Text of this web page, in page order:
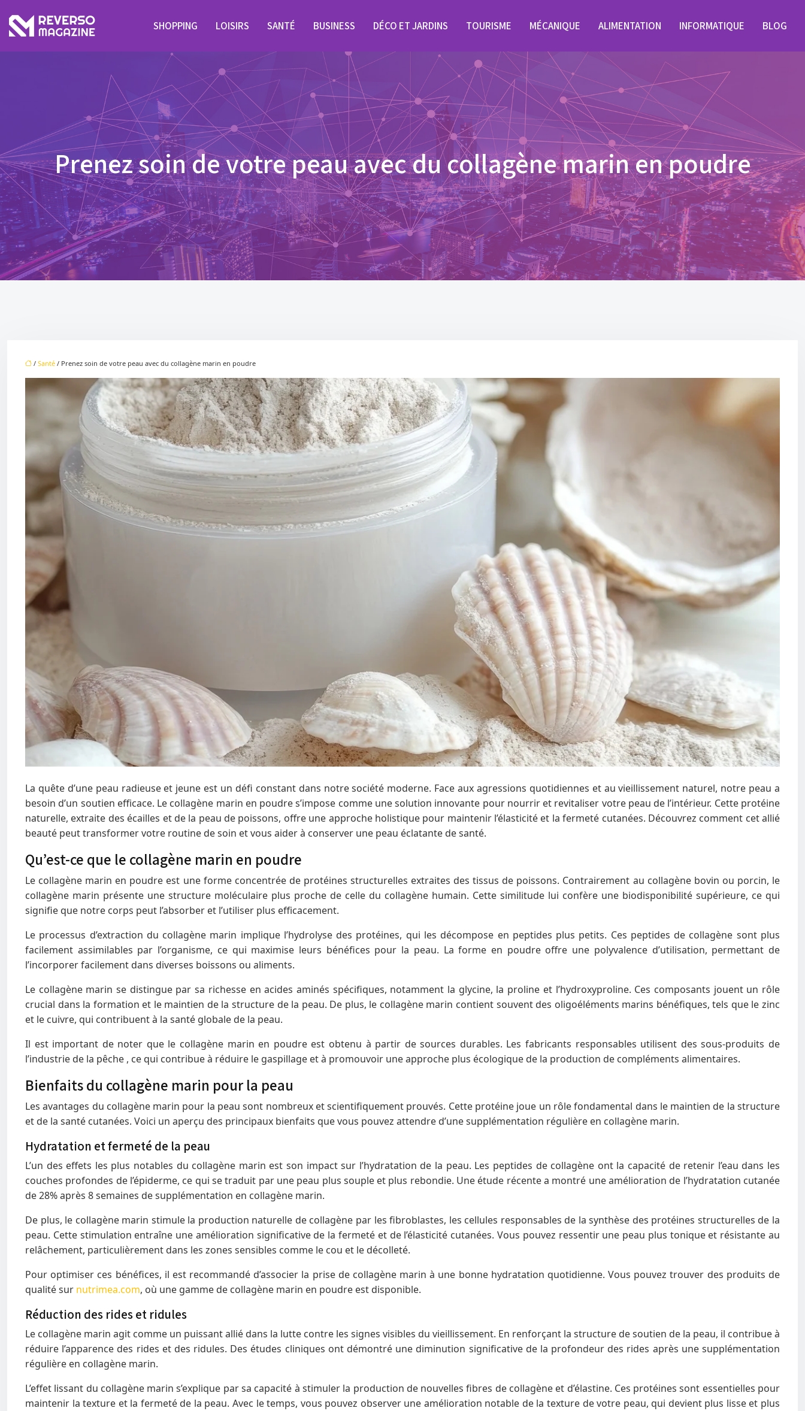
SHOPPING LOISIRS SANTÉ BUSINESS DÉCO ET JARDINS TOURISME MÉCANIQUE ALIMENTATION INFORMATIQUE BLOG
Prenez soin de votre peau avec du collagène marin en poudre
/ Santé / Prenez soin de votre peau avec du collagène marin en poudre
La quête d’une peau radieuse et jeune est un défi constant dans notre société moderne. Face aux agressions quotidiennes et au vieillissement naturel, notre peau a
besoin d’un soutien efficace. Le collagène marin en poudre s’impose comme une solution innovante pour nourrir et revitaliser votre peau de l’intérieur. Cette protéine
naturelle, extraite des écailles et de la peau de poissons, offre une approche holistique pour maintenir l’élasticité et la fermeté cutanées. Découvrez comment cet allié
beauté peut transformer votre routine de soin et vous aider à conserver une peau éclatante de santé.
Qu’est-ce que le collagène marin en poudre
Le collagène marin en poudre est une forme concentrée de protéines structurelles extraites des tissus de poissons. Contrairement au collagène bovin ou porcin, le
collagène marin présente une structure moléculaire plus proche de celle du collagène humain. Cette similitude lui confère une biodisponibilité supérieure, ce qui
signifie que notre corps peut l’absorber et l’utiliser plus efficacement.
Le processus d’extraction du collagène marin implique l’hydrolyse des protéines, qui les décompose en peptides plus petits. Ces peptides de collagène sont plus
facilement assimilables par l’organisme, ce qui maximise leurs bénéfices pour la peau. La forme en poudre offre une polyvalence d’utilisation, permettant de
l’incorporer facilement dans diverses boissons ou aliments.
Le collagène marin se distingue par sa richesse en acides aminés spécifiques, notamment la glycine, la proline et l’hydroxyproline. Ces composants jouent un rôle
crucial dans la formation et le maintien de la structure de la peau. De plus, le collagène marin contient souvent des oligoéléments marins bénéfiques, tels que le zinc
et le cuivre, qui contribuent à la santé globale de la peau.
Il est important de noter que le collagène marin en poudre est obtenu à partir de sources durables. Les fabricants responsables utilisent des sous-produits de
l’industrie de la pêche , ce qui contribue à réduire le gaspillage et à promouvoir une approche plus écologique de la production de compléments alimentaires.
Bienfaits du collagène marin pour la peau
Les avantages du collagène marin pour la peau sont nombreux et scientifiquement prouvés. Cette protéine joue un rôle fondamental dans le maintien de la structure
et de la santé cutanées. Voici un aperçu des principaux bienfaits que vous pouvez attendre d’une supplémentation régulière en collagène marin.
Hydratation et fermeté de la peau
L’un des effets les plus notables du collagène marin est son impact sur l’hydratation de la peau. Les peptides de collagène ont la capacité de retenir l’eau dans les
couches profondes de l’épiderme, ce qui se traduit par une peau plus souple et plus rebondie. Une étude récente a montré une amélioration de l’hydratation cutanée
de 28% après 8 semaines de supplémentation en collagène marin.
De plus, le collagène marin stimule la production naturelle de collagène par les fibroblastes, les cellules responsables de la synthèse des protéines structurelles de la
peau. Cette stimulation entraîne une amélioration significative de la fermeté et de l’élasticité cutanées. Vous pouvez ressentir une peau plus tonique et résistante au
relâchement, particulièrement dans les zones sensibles comme le cou et le décolleté.
Pour optimiser ces bénéfices, il est recommandé d’associer la prise de collagène marin à une bonne hydratation quotidienne. Vous pouvez trouver des produits de
qualité sur nutrimea.com, où une gamme de collagène marin en poudre est disponible.
Réduction des rides et ridules
Le collagène marin agit comme un puissant allié dans la lutte contre les signes visibles du vieillissement. En renforçant la structure de soutien de la peau, il contribue à
réduire l’apparence des rides et des ridules. Des études cliniques ont démontré une diminution significative de la profondeur des rides après une supplémentation
régulière en collagène marin.
L’effet lissant du collagène marin s’explique par sa capacité à stimuler la production de nouvelles fibres de collagène et d’élastine. Ces protéines sont essentielles pour
maintenir la texture et la fermeté de la peau. Avec le temps, vous pouvez observer une amélioration notable de la texture de votre peau, qui devient plus lisse et plus